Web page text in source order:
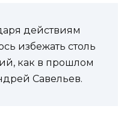
действиям
избежать столь
как в прошлом
Савельев.